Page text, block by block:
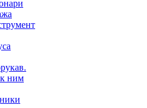
к ним